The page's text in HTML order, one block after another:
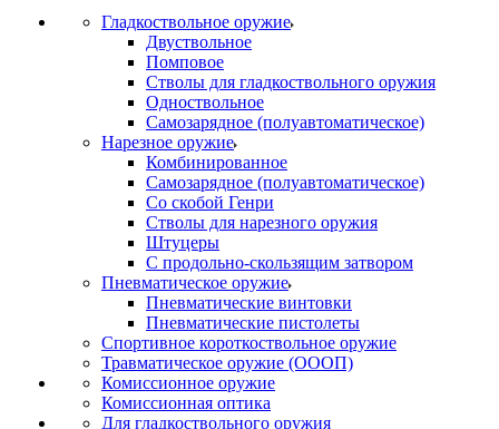
Гладкоствольное оружие
Двуствольное
Помповое
Стволы для гладкоствольного оружия
Одноствольное
Самозарядное (полуавтоматическое)
Нарезное оружие
Комбинированное
Самозарядное (полуавтоматическое)
Со скобой Генри
Стволы для нарезного оружия
Штуцеры
С продольно-скользящим затвором
Пневматическое оружие
Пневматические винтовки
Пневматические пистолеты
Спортивное короткоствольное оружие
Травматическое оружие (ОООП)
Комиссионное оружие
Комиссионная оптика
Для гладкоствольного оружия